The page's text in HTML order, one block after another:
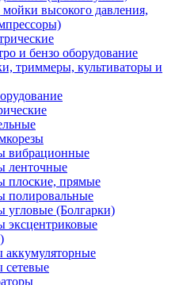
высокого давления,
и бензо оборудование
триммеры, культиваторы и
прямые
(Болгарки)